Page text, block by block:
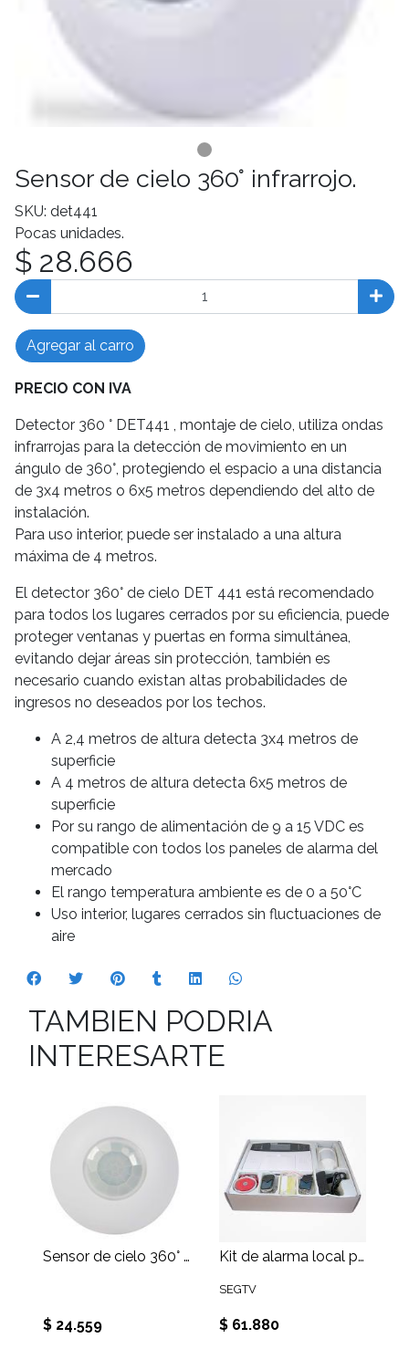
Sensor de cielo 360° infrarrojo.
SKU: det441
Pocas unidades.
$ 28.666
Agregar al carro
PRECIO CON IVA
Detector 360 ° DET441 , montaje de cielo, utiliza ondas
infrarrojas para la detección de movimiento en un
ángulo de 360°, protegiendo el espacio a una distancia
de 3x4 metros o 6x5 metros dependiendo del alto de
instalación.
Para uso interior, puede ser instalado a una altura
máxima de 4 metros.
El detector 360° de cielo DET 441 está recomendado
para todos los lugares cerrados por su eficiencia, puede
proteger ventanas y puertas en forma simultánea,
evitando dejar áreas sin protección, también es
necesario cuando existan altas probabilidades de
ingresos no deseados por los techos.
A 2,4 metros de altura detecta 3x4 metros de
superficie
A 4 metros de altura detecta 6x5 metros de
superficie
Por su rango de alimentación de 9 a 15 VDC es
compatible con todos los paneles de alarma del
mercado
El rango temperatura ambiente es de 0 a 50°C
Uso interior, lugares cerrados sin fluctuaciones de
aire
TAMBIEN PODRIA
INTERESARTE
Sensor de cielo 360° DUAL.
$ 24.559
Kit de alarma local pantalla LCD , inalambrica
SEGTV
$ 61.880